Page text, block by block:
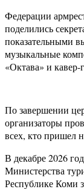
Федерации
поделились
показательными
музыкальные
«Октава» и
По завершении
организаторы
всех, кто пришел
В декабре 2026
Министерства
Республике Коми